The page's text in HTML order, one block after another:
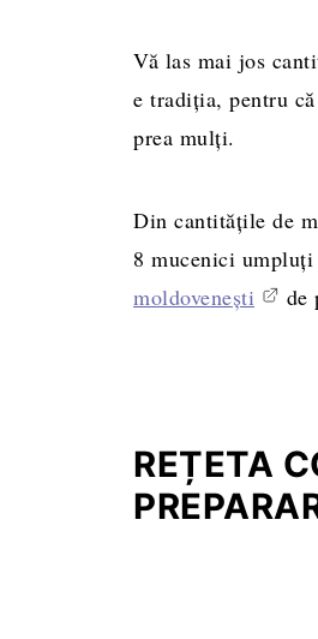
Vă las mai jos
e tradiția, pentru
prea mulți.
Din cantitățile de
8 mucenici
moldovenești
de
REȚETA